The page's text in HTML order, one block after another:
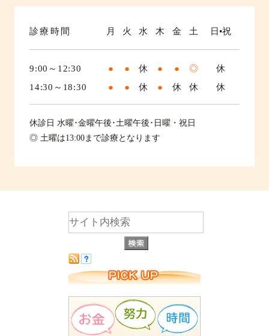
診療時間 月 火 水 木 金 土 日•祝
9:00～12:30 ● ● 休 ● ● ◎
休
14:30～18:30
● ● 休 ● 休 休 休
休診日 水曜･金曜午後･土曜午後･日曜・祝日
◎ 土曜は13:00まで診療となります